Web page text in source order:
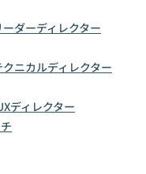
ダーディレクター
クニカルディレクター
ディレクター